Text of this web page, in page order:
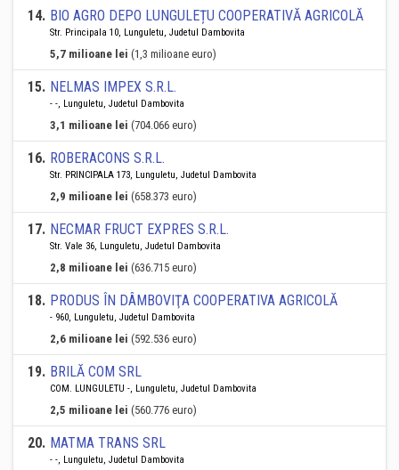
14. BIO AGRO DEPO LUNGULEȚU COOPERATIVĂ AGRICOLĂ
Str. Principala 10, Lunguletu, Judetul Dambovita
5,7 milioane lei (1,3 milioane euro)
15. NELMAS IMPEX S.R.L.
- -, Lunguletu, Judetul Dambovita
3,1 milioane lei (704.066 euro)
16. ROBERACONS S.R.L.
Str. PRINCIPALA 173, Lunguletu, Judetul Dambovita
2,9 milioane lei (658.373 euro)
17. NECMAR FRUCT EXPRES S.R.L.
Str. Vale 36, Lunguletu, Judetul Dambovita
2,8 milioane lei (636.715 euro)
18. PRODUS ÎN DÂMBOVIŢA COOPERATIVA AGRICOLĂ
- 960, Lunguletu, Judetul Dambovita
2,6 milioane lei (592.536 euro)
19. BRILĂ COM SRL
COM. LUNGULETU -, Lunguletu, Judetul Dambovita
2,5 milioane lei (560.776 euro)
20. MATMA TRANS SRL
- -, Lunguletu, Judetul Dambovita